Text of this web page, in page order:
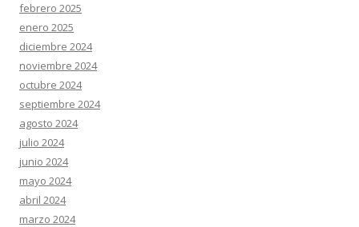
febrero 2025
enero 2025
diciembre 2024
noviembre 2024
octubre 2024
septiembre 2024
agosto 2024
julio 2024
junio 2024
mayo 2024
abril 2024
marzo 2024